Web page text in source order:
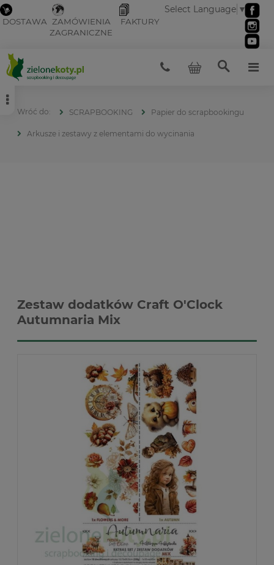
DOSTAWA ZAMÓWIENIA
ZAGRANICZNE
FAKTURY
Select Language ▼
SCRAPBOOKING Papier do scrapbookingu
Arkusze i zestawy z elementami do wycinania
Zestaw dodatków Craft O'Clock
Autumnaria Mix